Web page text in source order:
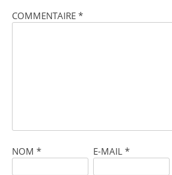
COMMENTAIRE *
NOM * E-MAIL *